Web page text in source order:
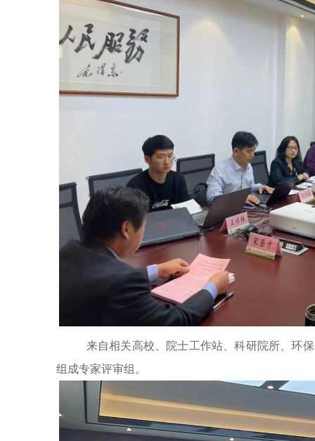
来自相关高校、院士工作站、科研院所、环
组成专家评审组。